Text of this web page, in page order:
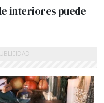
interiores puede